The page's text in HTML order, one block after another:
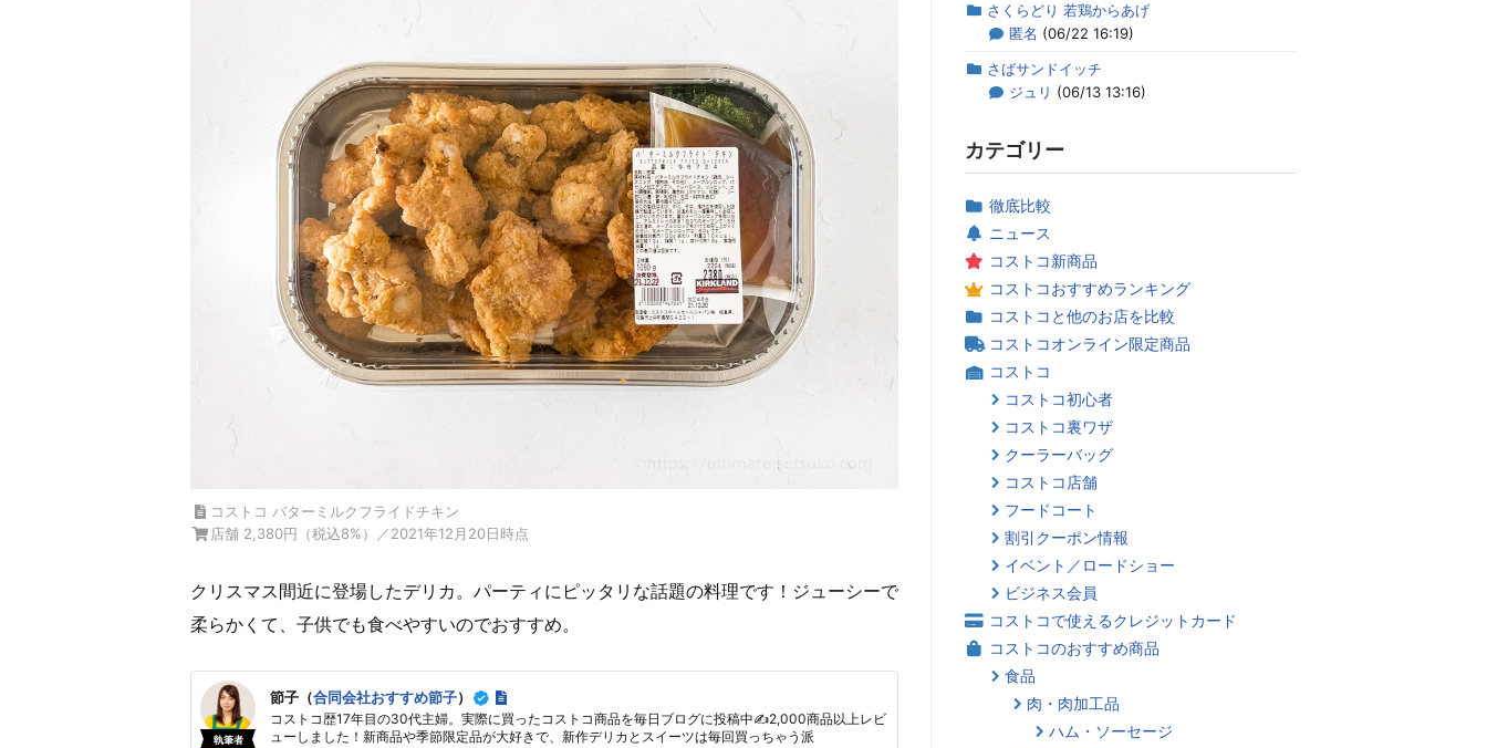
コストコ バターミルクフライドチキン
店舗 2,380円（税込8%）／2021年12月20日時点
クリスマス間近に登場したデリカ。パーティにピッタリな話題の料理です！ジューシーで
柔らかくて、子供でも食べやすいのでおすすめ。
執筆者
節子（合同会社おすすめ節子）
コストコ歴17年目の30代主婦。実際に買ったコストコ商品を毎日ブログに投稿中✍2,000商品以上レビ
ューしました！新商品や季節限定品が大好きで、新作デリカとスイーツは毎回買っちゃう派
さくらどり 若鶏からあげ
匿名 (06/22 16:19)
さばサンドイッチ
ジュリ (06/13 13:16)
カテゴリー
徹底比較
ニュース
コストコ新商品
コストコおすすめランキング
コストコと他のお店を比較
コストコオンライン限定商品
コストコ
コストコ初心者
コストコ裏ワザ
クーラーバッグ
コストコ店舗
フードコート
割引クーポン情報
イベント／ロードショー
ビジネス会員
コストコで使えるクレジットカード
コストコのおすすめ商品
食品
肉・肉加工品
ハム・ソーセージ